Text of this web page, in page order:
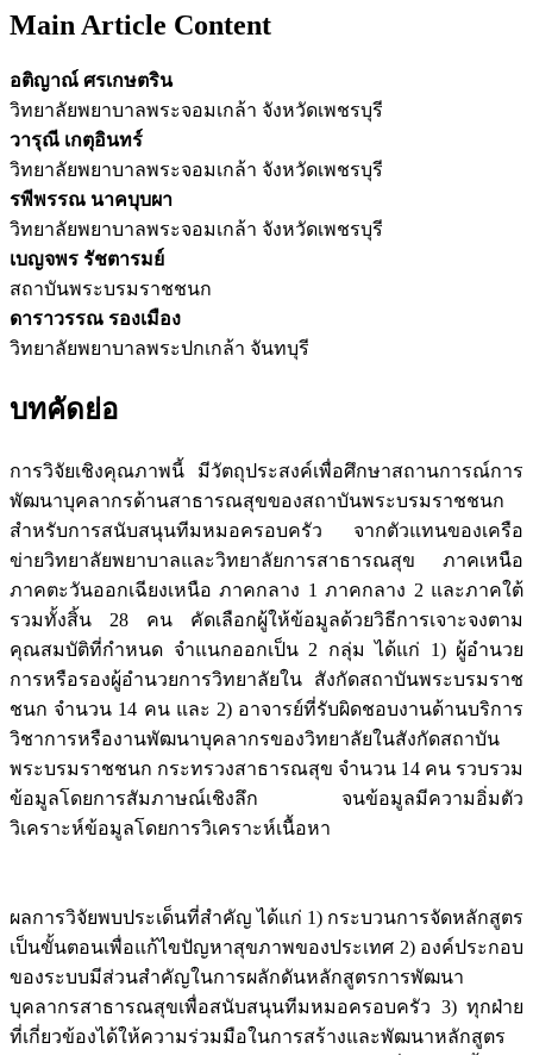
Main Article Content
อติญาณ์ ศรเกษตริน
วิทยาลัยพยาบาลพระจอมเกล้า จังหวัดเพชรบุรี
วารุณี เกตุอินทร์
วิทยาลัยพยาบาลพระจอมเกล้า จังหวัดเพชรบุรี
รพีพรรณ นาคบุบผา
วิทยาลัยพยาบาลพระจอมเกล้า จังหวัดเพชรบุรี
เบญจพร รัชตารมย์
สถาบันพระบรมราชชนก
ดาราวรรณ รองเมือง
วิทยาลัยพยาบาลพระปกเกล้า จันทบุรี
บทคัดย่อ
การวิจัยเชิงคุณภาพนี้ มีวัตถุประสงค์เพื่อศึกษาสถานการณ์การ
พัฒนาบุคลากรด้านสาธารณสุขของสถาบันพระบรมราชชนก
สำหรับการสนับสนุนทีมหมอครอบครัว จากตัวแทนของเครือ
ข่ายวิทยาลัยพยาบาลและวิทยาลัยการสาธารณสุข ภาคเหนือ
ภาคตะวันออกเฉียงเหนือ ภาคกลาง 1 ภาคกลาง 2 และภาคใต้
รวมทั้งสิ้น 28 คน คัดเลือกผู้ให้ข้อมูลด้วยวิธีการเจาะจงตาม
คุณสมบัติที่กำหนด จำแนกออกเป็น 2 กลุ่ม ได้แก่ 1) ผู้อำนวย
การหรือรองผู้อำนวยการวิทยาลัยใน สังกัดสถาบันพระบรมราช
ชนก จำนวน 14 คน และ 2) อาจารย์ที่รับผิดชอบงานด้านบริการ
วิชาการหรืองานพัฒนาบุคลากรของวิทยาลัยในสังกัดสถาบัน
พระบรมราชชนก กระทรวงสาธารณสุข จำนวน 14 คน รวบรวม
ข้อมูลโดยการสัมภาษณ์เชิงลึก จนข้อมูลมีความอิ่มตัว
วิเคราะห์ข้อมูลโดยการวิเคราะห์เนื้อหา
ผลการวิจัยพบประเด็นที่สำคัญ ได้แก่ 1) กระบวนการจัดหลักสูตร
เป็นขั้นตอนเพื่อแก้ไขปัญหาสุขภาพของประเทศ 2) องค์ประกอบ
ของระบบมีส่วนสำคัญในการผลักดันหลักสูตรการพัฒนา
บุคลากรสาธารณสุขเพื่อสนับสนุนทีมหมอครอบครัว 3) ทุกฝ่าย
ที่เกี่ยวข้องได้ให้ความร่วมมือในการสร้างและพัฒนาหลักสูตร